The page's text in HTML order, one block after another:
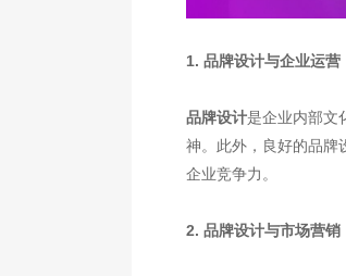
1. 品牌设计与企业运营
品牌设计是企业内部文
神。此外，良好的品牌
企业竞争力。
2. 品牌设计与市场营销